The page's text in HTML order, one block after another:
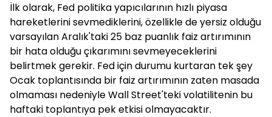
İlk olarak, Fed politika yapıcılarının hızlı piyasa
hareketlerini sevmediklerini, özellikle de yersiz olduğu
varsayılan Aralık'taki 25 baz puanlık faiz artırımının
bir hata olduğu çıkarımını sevmeyeceklerini
belirtmek gerekir. Fed için durumu kurtaran tek şey
Ocak toplantısında bir faiz artırımının zaten masada
olmaması nedeniyle Wall Street'teki volatilitenin bu
haftaki toplantıya pek etkisi olmayacaktır.